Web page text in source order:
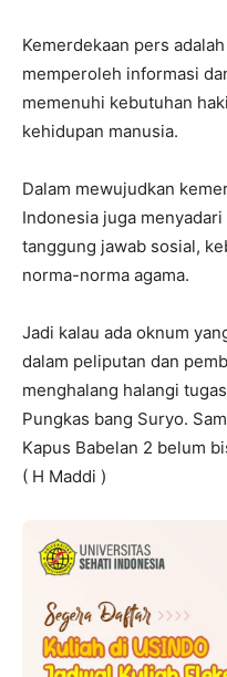
Kemerdekaan pers
memperoleh informasi
memenuhi kebutuhan
kehidupan manusia.
Dalam mewujudkan
Indonesia juga
tanggung jawab sosial,
norma-norma agama.
Jadi kalau ada oknum
dalam peliputan dan
menghalang halangi
Pungkas bang Suryo.
Kapus Babelan 2 belum
( H Maddi )